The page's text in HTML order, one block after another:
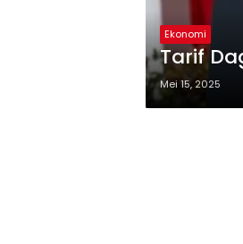
Ekonomi
Tarif
Mei 15, 2025